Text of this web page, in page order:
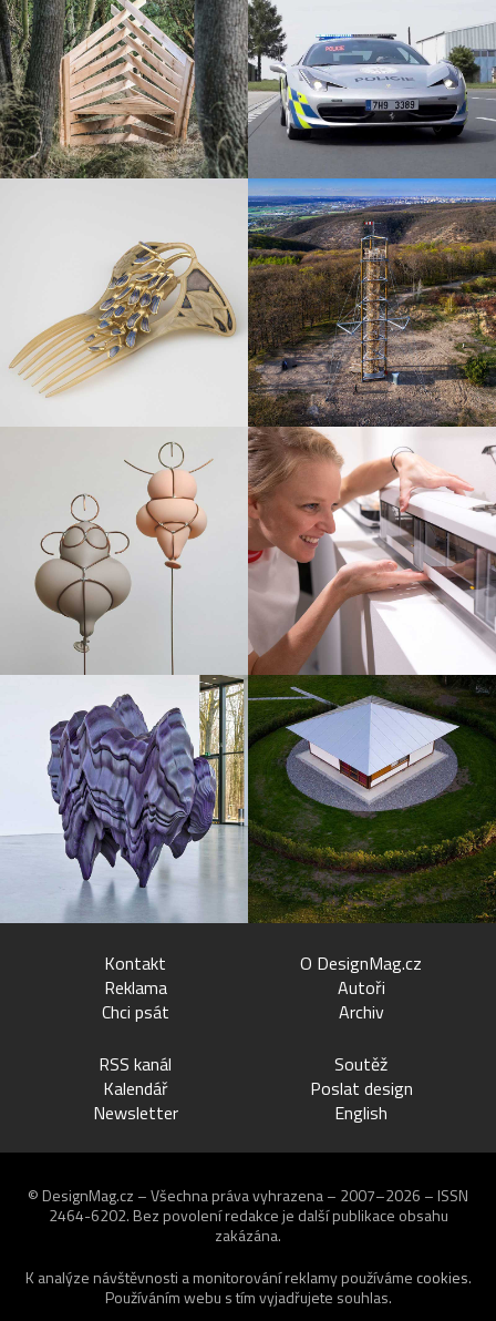
Kontakt
Reklama
Chci psát
O DesignMag.cz
Autoři
Archiv
RSS kanál
Kalendář
Newsletter
Soutěž
Poslat design
English
© DesignMag.cz – Všechna práva vyhrazena – 2007–2026 – ISSN
2464-6202. Bez povolení redakce je další publikace obsahu
zakázána.
K analýze návštěvnosti a monitorování reklamy používáme cookies.
Používáním webu s tím vyjadřujete souhlas.